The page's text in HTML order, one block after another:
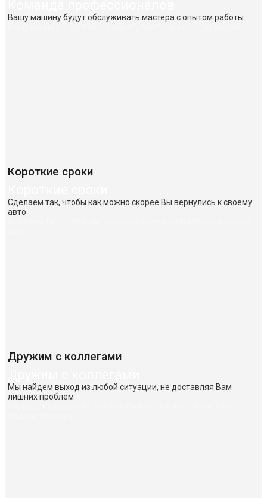
Вашу машину будут обслуживать мастера с опытом работы
Короткие сроки
Сделаем так, чтобы как можно скорее Вы вернулись к своему
авто
Дружим с коллегами
Мы найдем выход из любой ситуации, не доставляя Вам
лишних проблем